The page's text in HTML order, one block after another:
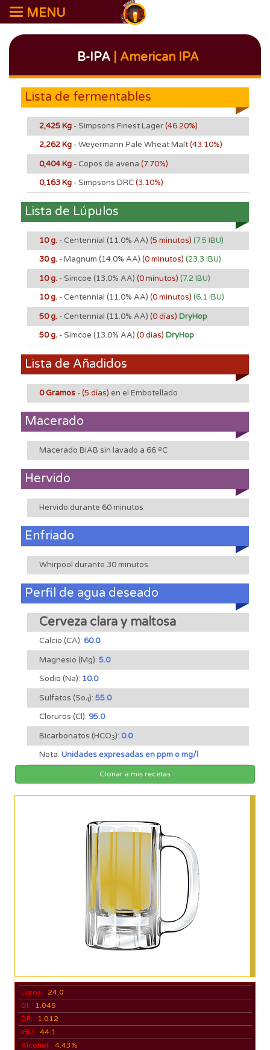
MENU
B-IPA | American IPA
Lista de fermentables
2,425 Kg - Simpsons Finest Lager(46.20%)
2,262 Kg - Weyermann Pale Wheat Malt(43.10%)
0,404 Kg - Copos de avena (7.70%)
0,163 Kg - Simpsons DRC(3.10%)
Lista de Lúpulos
10 g. - Centennial (11.0% AA) (5 minutos) (7.5 IBU)
30 g. - Magnum (14.0% AA) (0 minutos) (23.3 IBU)
10 g. - Simcoe (13.0% AA) (0 minutos) (7.2 IBU)
10 g. - Centennial (11.0% AA) (0 minutos) (6.1 IBU)
50 g. - Centennial (11.0% AA) (0 días) DryHop
50 g. - Simcoe (13.0% AA) (0 días) DryHop
Lista de Añadidos
0 Gramos -(5 días) en el Embotellado
Macerado
Macerado BIAB sin lavado a 66 ºC
Hervido
Hervido durante 60 minutos
Enfriado
Whirpool durante 30 minutos
Perfil de agua deseado
Cerveza clara y maltosa
Calcio (CA): 60.0
Magnesio (Mg): 5.0
Sodio (Na): 10.0
Sulfatos (So4): 55.0
Cloruros (Cl): 95.0
Bicarbonatos (HCO3): 0.0
Nota: Unidades expresadas en ppm o mg/l
Clonar a mis recetas
Litros:
24.0
DI:
1.045
DF:
1.012
IBU: 44.1
Alcohol: 4.43%